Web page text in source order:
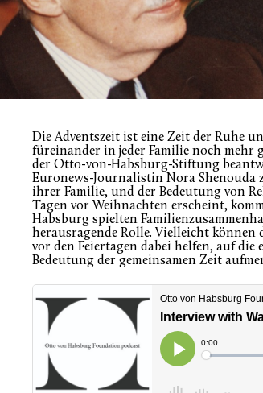
Die Adventszeit ist eine Zeit der Ruhe
füreinander in jeder Familie noch mehr
der Otto-von-Habsburg-Stiftung
Euronews-Journalistin Nora Shenouda
ihrer Familie, und der Bedeutung von
Tagen vor Weihnachten erscheint,
Habsburg spielten
herausragende Rolle. Vielleicht können
vor den Feiertagen dabei helfen, auf
Bedeutung der gemeinsamen Zeit